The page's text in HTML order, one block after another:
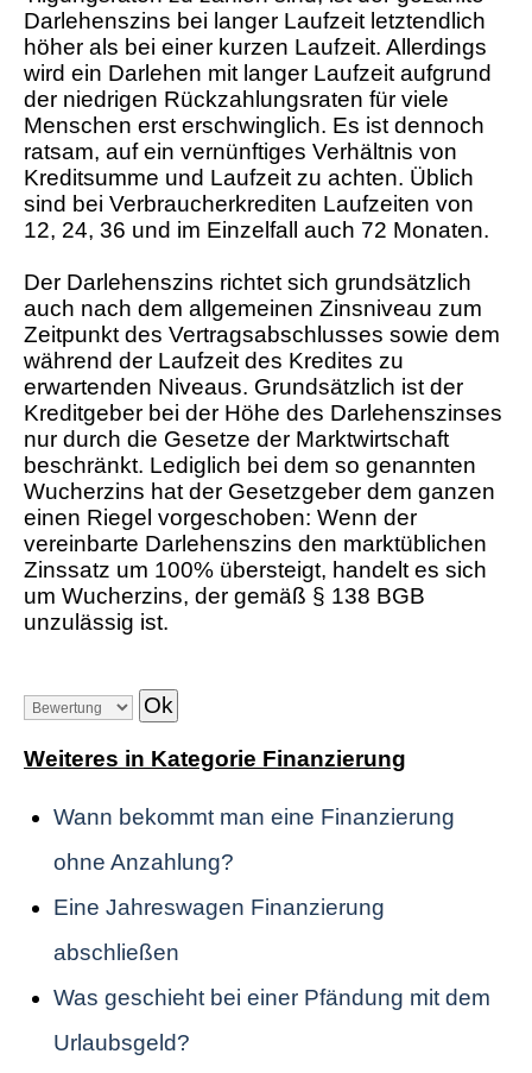
Darlehenszins bei langer Laufzeit letztendlich
höher als bei einer kurzen Laufzeit. Allerdings
wird ein Darlehen mit langer Laufzeit aufgrund
der niedrigen Rückzahlungsraten für viele
Menschen erst erschwinglich. Es ist dennoch
ratsam, auf ein vernünftiges Verhältnis von
Kreditsumme und Laufzeit zu achten. Üblich
sind bei Verbraucherkrediten Laufzeiten von
12, 24, 36 und im Einzelfall auch 72 Monaten.
Der Darlehenszins richtet sich grundsätzlich
auch nach dem allgemeinen Zinsniveau zum
Zeitpunkt des Vertragsabschlusses sowie dem
während der Laufzeit des Kredites zu
erwartenden Niveaus. Grundsätzlich ist der
Kreditgeber bei der Höhe des Darlehenszinses
nur durch die Gesetze der Marktwirtschaft
beschränkt. Lediglich bei dem so genannten
Wucherzins hat der Gesetzgeber dem ganzen
einen Riegel vorgeschoben: Wenn der
vereinbarte Darlehenszins den marktüblichen
Zinssatz um 100% übersteigt, handelt es sich
um Wucherzins, der gemäß § 138 BGB
unzulässig ist.
Weiteres in Kategorie Finanzierung
Wann bekommt man eine Finanzierung
ohne Anzahlung?
Eine Jahreswagen Finanzierung
abschließen
Was geschieht bei einer Pfändung mit dem
Urlaubsgeld?